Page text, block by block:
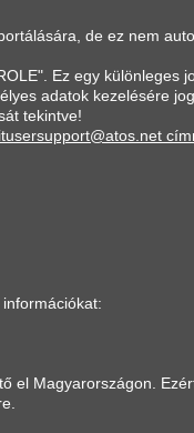
de ez nem
Ez egy különleges
adatok kezelésére
tekintve!
el Magyarországon.